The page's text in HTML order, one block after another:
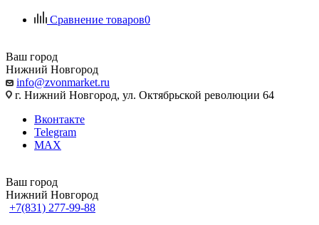
Сравнение товаров0
Ваш город
Нижний Новгород
info@zvonmarket.ru
г. Нижний Новгород, ул. Октябрьской революции 64
Вконтакте
Telegram
MAX
Ваш город
Нижний Новгород
+7(831) 277-99-88